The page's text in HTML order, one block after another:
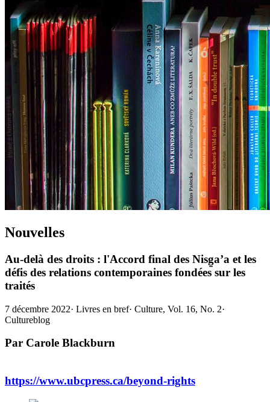
Nouvelles
Au-delà des droits : l'Accord final des Nisg̱a’a et les
défis des relations contemporaines fondées sur les
traités
7 décembre 2022· Livres en bref· Culture, Vol. 16, No. 2·
Cultureblog
Par Carole Blackburn
https://www.ubcpress.ca/beyond-rights